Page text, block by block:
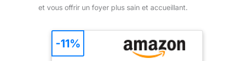
et vous offrir un foyer plus sain et accueillant.
-11%